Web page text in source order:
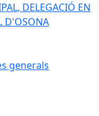
DELEGACIÓ EN
D'OSONA
generals